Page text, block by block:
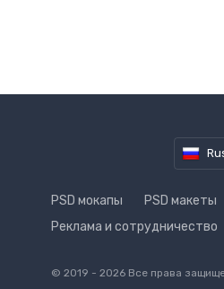
PSD мокапы PSD макеты
Реклама и сотрудничество
© 2019 - 2026 Все права